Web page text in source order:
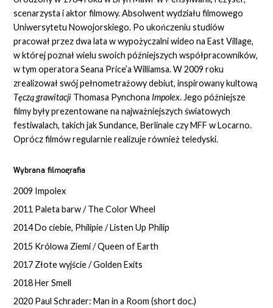
scenarzysta i aktor filmowy. Absolwent wydziału filmowego
Uniwersytetu Nowojorskiego. Po ukończeniu studiów
pracował przez dwa lata w wypożyczalni wideo na East Village,
w której poznał wielu swoich późniejszych współpracowników,
w tym operatora Seana Price’a Williamsa. W 2009 roku
zrealizował swój pełnometrażowy debiut, inspirowany kultową
Tęczą grawitacji Thomasa Pynchona Impolex. Jego późniejsze
filmy były prezentowane na najważniejszych światowych
festiwalach, takich jak Sundance, Berlinale czy MFF w Locarno.
Oprócz filmów regularnie realizuje również teledyski.
Wybrana filmografia
2009 Impolex
2011 Paleta barw / The Color Wheel
2014 Do ciebie, Philipie / Listen Up Philip
2015 Królowa Ziemi / Queen of Earth
2017 Złote wyjście / Golden Exits
2018 Her Smell
2020 Paul Schrader: Man in a Room (short doc.)